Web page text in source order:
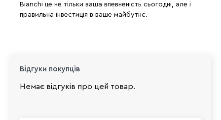
Bianchi це не тільки ваша впевненість сьогодні, але і
правильна інвестиція в ваше майбутнє.
Відгуки покупців
Немає відгуків про цей товар.